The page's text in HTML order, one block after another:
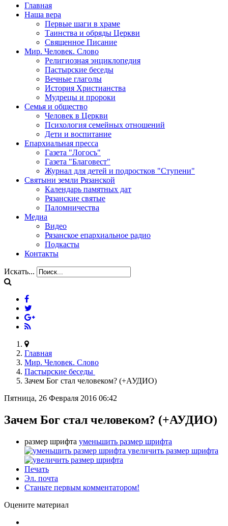
Главная
Наша вера
Первые шаги в храме
Таинства и обряды Церкви
Священное Писание
Мир. Человек. Слово
Религиозная энциклопедия
Пастырские беседы
Вечные глаголы
История Христианства
Мудрецы и пророки
Семья и общество
Человек в Церкви
Психология семейных отношений
Дети и воспитание
Епархиальная пресса
Газета "Логосъ"
Газета "Благовест"
Журнал для детей и подростков "Ступени"
Святыни земли Рязанской
Календарь памятных дат
Рязанские святые
Паломничества
Медиа
Видео
Рязанское епархиальное радио
Подкасты
Контакты
Искать...
Главная
Мир. Человек. Слово
Пастырские беседы
Зачем Бог стал человеком? (+АУДИО)
Пятница, 26 Февраля 2016 06:42
Зачем Бог стал человеком? (+АУДИО)
размер шрифта уменьшить размер шрифта
увеличить размер шрифта
Печать
Эл. почта
Станьте первым комментатором!
Оцените материал